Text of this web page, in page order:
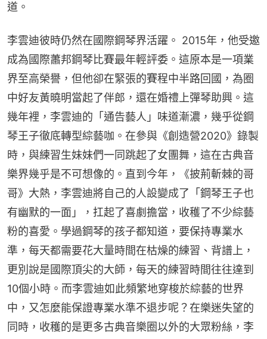
道。
李雲迪彼時仍然在國際鋼琴界活躍。 2015年，他受邀
成為國際蕭邦鋼琴比賽最年輕評委。這原本是一項業
界至高榮譽，但他卻在緊張的賽程中半路回國，為圈
中好友黃曉明當起了伴郎，還在婚禮上彈琴助興。這
幾年裡，李雲迪的「通告藝人」味道漸濃，幾乎從鋼
琴王子徹底轉型綜藝咖。在參與《創造營2020》錄製
時，與練習生妹妹們一同跳起了女團舞，這在古典音
樂界幾乎是不可想像的。直到今年，《披荊斬棘的哥
哥》大熱，李雲迪將自己的人設變成了「鋼琴王子也
有幽默的一面」，扛起了喜劇擔當，收穫了不少綜藝
粉的喜愛。學過鋼琴的孩子都知道，要保持專業水
準，每天都需要花大量時間在枯燥的練習、背譜上，
更別說是國際頂尖的大師，每天的練習時間往往達到
10個小時。而李雲迪如此頻繁地穿梭於綜藝的世界
中，又怎麼能保證專業水準不退步呢？在樂迷失望的
同時，收穫的是更多古典音樂圈以外的大眾粉絲，李